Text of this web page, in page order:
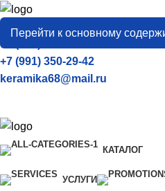
Перейти к основному
город
Тамбов
+7 (906) 657-33-54
+7 (991) 350-29-42
keramika68@mail.ru
КАТАЛОГ
УСЛУГИ